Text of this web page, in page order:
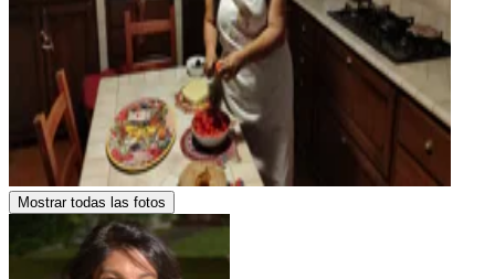
Mostrar todas las fotos